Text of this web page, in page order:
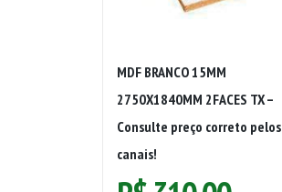
MDF BRANCO 15MM
2750X1840MM 2FACES TX –
Consulte preço correto pelos
canais!